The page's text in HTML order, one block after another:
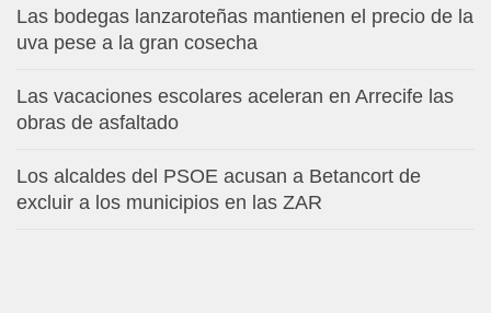
Las bodegas lanzaroteñas mantienen el precio de la
uva pese a la gran cosecha
Las vacaciones escolares aceleran en Arrecife las
obras de asfaltado
Los alcaldes del PSOE acusan a Betancort de
excluir a los municipios en las ZAR